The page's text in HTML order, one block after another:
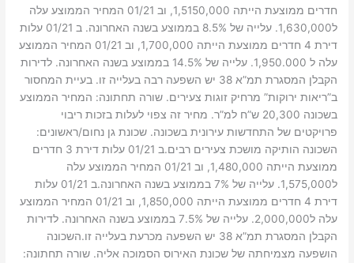
חדרים ממוצעת הייתה 1,5150,000, וב 01/21 המחיר הממוצע עלה
ל1,630,000. עלייה של 8.5% בממוצע בשנה האחרונה. ב 01/21 עלות
דירת 4 חדרים ממוצעת הייתה 1,700,000, וב 01/21 המחיר הממוצע
עלה ל 1,950.000. עלייה של 14.5% בממוצע בשנה האחרונה. לדירות
הקבלן המסגרת תמ”א 38 יש השפעה רבה בעלייה זו. בעיית המחסור
ב”ריאות ירוקות” מרחיק זוגות צעירים. שורה תחתונה: המחיר הממוצע
בשכונה 20,300 ש”ח למ”ר. מחיר זה צפוי לעלות בזכות ריבוי
פרויקטים של התחדשות עירונית בשכונה. שכונת גן נחום/ראשונים:
השכונה הותיקה מושכת צעירים רבים.ב 01/21 עלות דירת 3 חדרים
ממוצעת הייתה 1,480,000, וב 01/21 המחיר הממוצע עלה
ל1,575,000. עלייה של 7% בממוצע בשנה האחרונה.ב 01/21 עלות
דירת 4 חדרים ממוצעת הייתה 1,850,000, וב 01/21 המחיר הממוצע
עלה ל2,000,000. עלייה של 7.5% בממוצע בשנה האחרונה. לדירות
הקבלן המסגרת תמ”א 38 יש השפעה מכרעת בעלייה זו.השכונה
הושפעה מצמיחתה של שכונת האירוס הסמוכה אליה. שורה תחתונה: